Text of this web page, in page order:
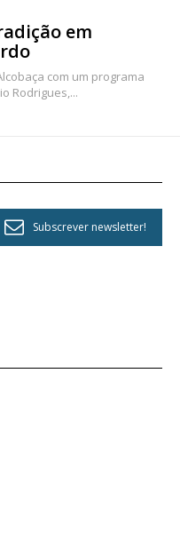
em
com um programa
Rodrigues,...
Subscrever newsletter!